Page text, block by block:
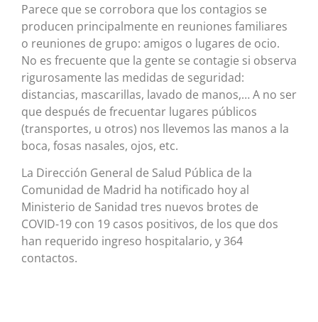
Parece que se corrobora que los contagios se
producen principalmente en reuniones familiares
o reuniones de grupo: amigos o lugares de ocio.
No es frecuente que la gente se contagie si observa
rigurosamente las medidas de seguridad:
distancias, mascarillas, lavado de manos,… A no ser
que después de frecuentar lugares públicos
(transportes, u otros) nos llevemos las manos a la
boca, fosas nasales, ojos, etc.
La Dirección General de Salud Pública de la
Comunidad de Madrid ha notificado hoy al
Ministerio de Sanidad tres nuevos brotes de
COVID-19 con 19 casos positivos, de los que dos
han requerido ingreso hospitalario, y 364
contactos.